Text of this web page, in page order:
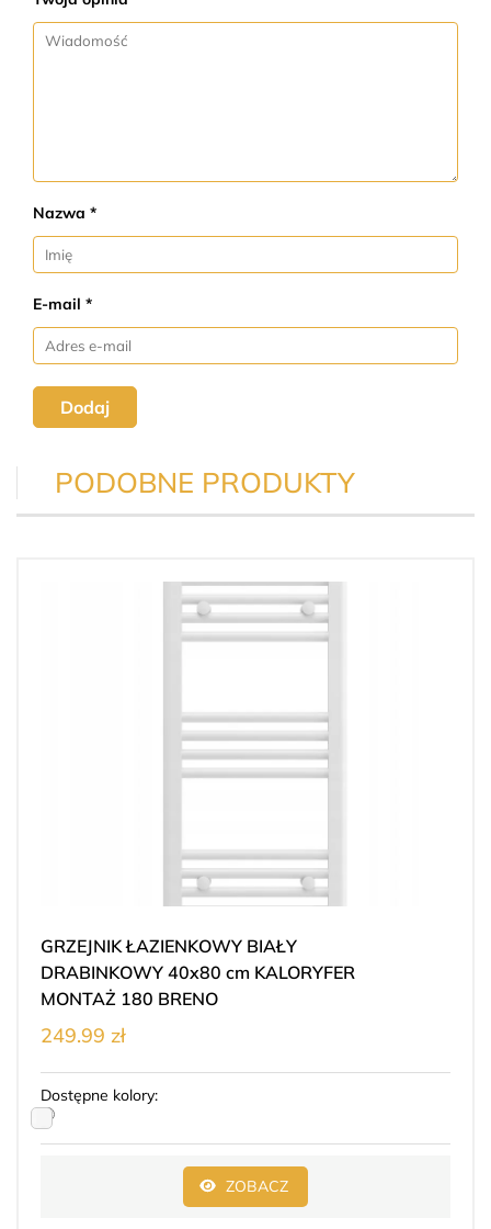
Nazwa *
E-mail *
Dodaj
PODOBNE PRODUKTY
GRZEJNIK ŁAZIENKOWY BIAŁY
DRABINKOWY 40x80 cm KALORYFER
MONTAŻ 180 BRENO
249.99 zł
Dostępne kolory:
ZOBACZ